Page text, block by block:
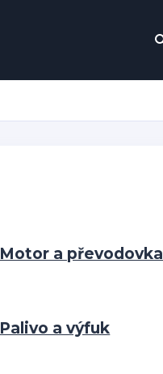
Motor a převodovka
Palivo a výfuk